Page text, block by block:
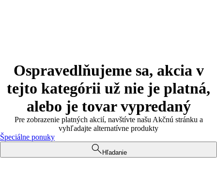
Ospravedlňujeme sa, akcia v
tejto kategórii už nie je platná,
alebo je tovar vypredaný
Pre zobrazenie platných akcií, navštívte našu Akčnú stránku a
vyhľadajte alternatívne produkty
Špeciálne ponuky
Hľadanie